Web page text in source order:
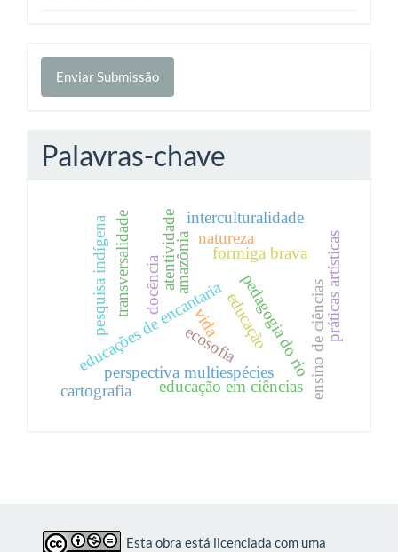
Enviar
Submissão
Enviar Submissão
Palavras-chave
formiga brava
amazônia
educações de encantariaeducação
perspectiva multiespécies
docência
vida
educação em ciências ensino de ciências
pedagogia do rio
ecosofia
transversalidade
cartografia
pesquisa indígena atentividade práticas artísticas
natureza
interculturalidade
Esta obra está licenciada com uma